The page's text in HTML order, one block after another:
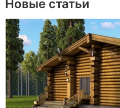
Новые статьи